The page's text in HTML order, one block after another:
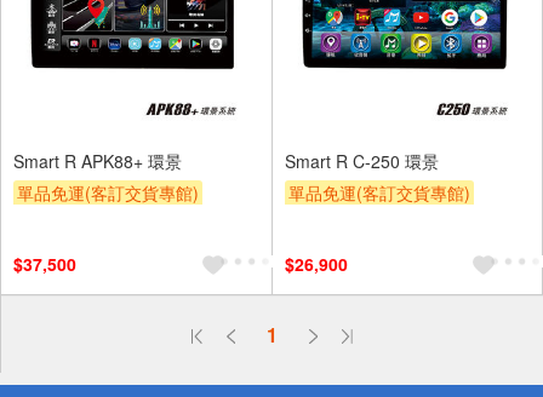
Smart R APK88+ 環景
單品免運(客訂交貨專館)
$37,500
Smart R C-250 環景
單品免運(客訂交貨專館)
$26,900
1
偏遠地區配送
得獎公告